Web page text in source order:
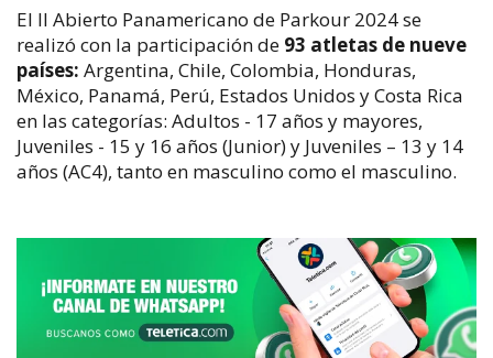
El II Abierto Panamericano de Parkour 2024 se
realizó con la participación de 93 atletas de nueve
países: Argentina, Chile, Colombia, Honduras,
México, Panamá, Perú, Estados Unidos y Costa Rica
en las categorías: Adultos - 17 años y mayores,
Juveniles - 15 y 16 años (Junior) y Juveniles – 13 y 14
años (AC4), tanto en masculino como el masculino.